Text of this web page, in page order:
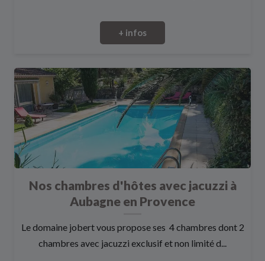
+ infos
Nos chambres d'hôtes avec jacuzzi à
Aubagne en Provence
Le domaine jobert vous propose ses 4 chambres dont 2
chambres avec jacuzzi exclusif et non limité d...